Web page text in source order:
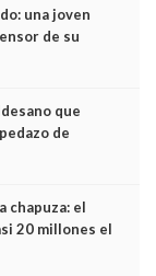
una joven
de su
últimos minutos
que
de
chapuza: el
20 millones el
cabían por los